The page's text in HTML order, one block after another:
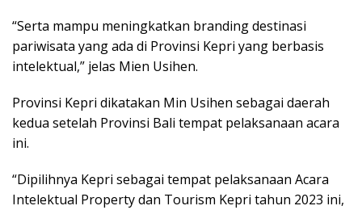
“Serta mampu meningkatkan branding destinasi
pariwisata yang ada di Provinsi Kepri yang berbasis
intelektual,” jelas Mien Usihen.
Provinsi Kepri dikatakan Min Usihen sebagai daerah
kedua setelah Provinsi Bali tempat pelaksanaan acara
ini.
“Dipilihnya Kepri sebagai tempat pelaksanaan Acara
Intelektual Property dan Tourism Kepri tahun 2023 ini,